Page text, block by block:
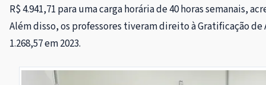
R$ 4.941,71 para uma carga horária de 40 horas semanais,
Além disso, os professores tiveram direito à Gratificação
1.268,57 em 2023.